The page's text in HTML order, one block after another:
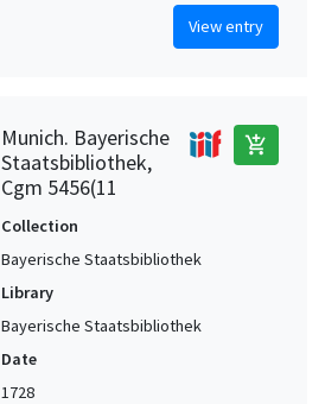
View entry
Munich. Bayerische
Staatsbibliothek,
Cgm 5456(11
add_shopping_cart
Collection
Bayerische Staatsbibliothek
Library
Bayerische Staatsbibliothek
Date
1728